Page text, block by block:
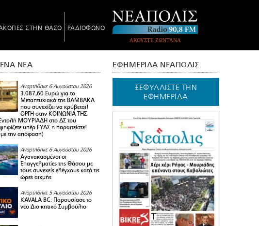
ΣΤΗΝ ΘΑΣΟ ΡΑΔΙΟΦΩΝΟ
ΑΚΟΥΣΤΕ ΖΩΝΤΑΝΑ
ΝΕΑ
Αναρτήθηκε 6 Αυγούστου 2026
3.087,60 Ευρώ για το
Μεταπτυχιακό της ΒΑΜΒΑΚΑ
που συνεχίζει να κρύβεται!
ΟΡΓΗ στην ΚΟΙΝΩΝΙΑ ΤΗΣ
ΜΟΥΡΙΑΔΗ στο ΔΣ του
υπέρ ΕΥΑΣ η παραιτείστε!
την απόφαση)
Αναρτήθηκε 6 Αυγούστου 2026
Αγανακτισμένοι οι
Επαγγελματίες της Θάσου με
τους συνεχείς ελέγχους κατά τις
ώρες αιχμής
Αναρτήθηκε 5 Αυγούστου 2026
KAVALA BC: Παρουσίασε το
νέο Διοικητικό Συμβούλιο
ΕΦΗΜΕΡΙΔΑ ΝΕΑΠΟΛΙΣ
ΞΕΦΥΛΛΙΣΤΕ ΤΗΝ
ΕΦΗΜΕΡΙΔΑ